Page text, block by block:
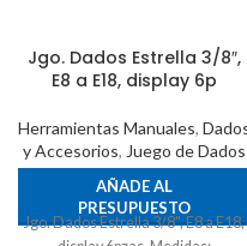
Jgo. Dados Estrella 3/8″,
E8 a E18, display 6p
Herramientas Manuales,
y Accesorios, Juego de Dados
AÑADE AL
PRESUPUESTO
Jgo. Dados Estrella 3/8", E8 a E18,